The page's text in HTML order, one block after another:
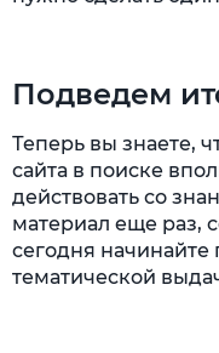
Подведем
Теперь вы знаете,
сайта в поиске
действовать со
материал еще раз,
сегодня начинайте
тематической